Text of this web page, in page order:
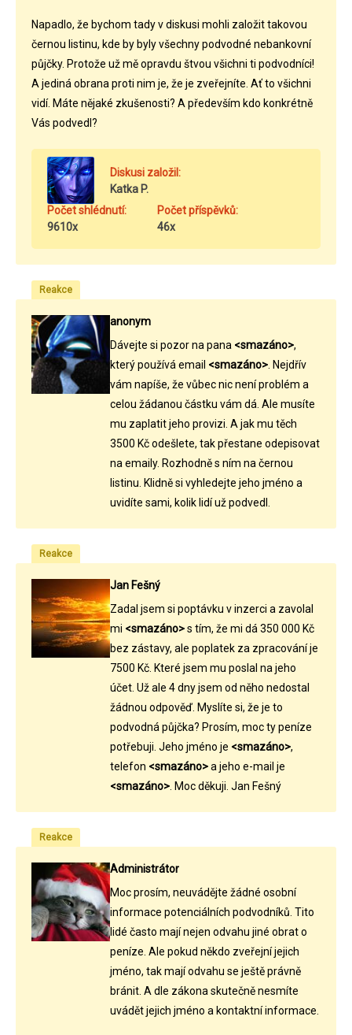
Napadlo, že bychom tady v diskusi mohli založit takovou
černou listinu, kde by byly všechny podvodné nebankovní
půjčky. Protože už mě opravdu štvou všichni ti podvodníci!
A jediná obrana proti nim je, že je zveřejníte. Ať to všichni
vidí. Máte nějaké zkušenosti? A především kdo konkrétně
Vás podvedl?
Diskusi založil:
Katka P.
Počet shlédnutí:
9610x
Počet příspěvků:
46x
Reakce
anonym
Dávejte si pozor na pana <smazáno>,
který používá email <smazáno> . Nejdřív
vám napíše, že vůbec nic není problém a
celou žádanou částku vám dá. Ale musíte
mu zaplatit jeho provizi. A jak mu těch
3500 Kč odešlete, tak přestane odepisovat
na emaily. Rozhodně s ním na černou
listinu. Klidně si vyhledejte jeho jméno a
uvidíte sami, kolik lidí už podvedl.
Reakce
Jan Fešný
Zadal jsem si poptávku v inzerci a zavolal
mi <smazáno>s tím, že mi dá 350 000 Kč
bez zástavy, ale poplatek za zpracování je
7500 Kč. Které jsem mu poslal na jeho
účet. Už ale 4 dny jsem od něho nedostal
žádnou odpověď. Myslíte si, že je to
podvodná půjčka? Prosím, moc ty peníze
potřebuji. Jeho jméno je <smazáno>,
telefon <smazáno>a jeho e-mail je
<smazáno> . Moc děkuji. Jan Fešný
Reakce
Administrátor
Moc prosím, neuvádějte žádné osobní
informace potenciálních podvodníků. Tito
lidé často mají nejen odvahu jiné obrat o
peníze. Ale pokud někdo zveřejní jejich
jméno, tak mají odvahu se ještě právně
bránit. A dle zákona skutečně nesmíte
uvádět jejich jméno a kontaktní informace.